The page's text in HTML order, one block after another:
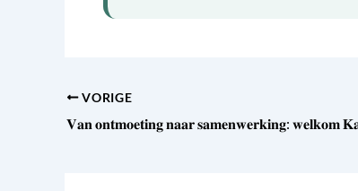
VORIGE
𝐕𝐚𝐧 𝐨𝐧𝐭𝐦𝐨𝐞𝐭𝐢𝐧𝐠 𝐧𝐚𝐚𝐫 𝐬𝐚𝐦𝐞𝐧𝐰𝐞𝐫𝐤𝐢𝐧𝐠: 𝐰𝐞𝐥𝐤𝐨𝐦